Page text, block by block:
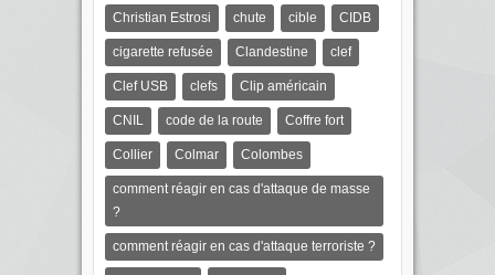
Christian Estrosi chute cible CIDB
cigarette refusée Clandestine clef
Clef USB clefs Clip américain
CNIL code de la route Coffre fort
Collier Colmar Colombes
comment réagir en cas d'attaque de masse
?
comment réagir en cas d'attaque terroriste ?